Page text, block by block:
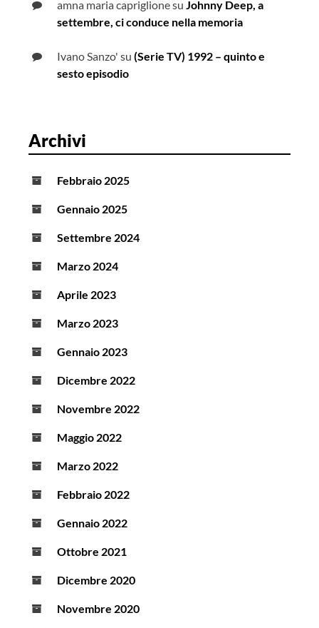
amna maria capriglionesu Johnny Deep, a
settembre, ci conduce nella memoria
Ivano Sanzo' su (Serie TV) 1992 – quinto e
sesto episodio
Archivi
Febbraio 2025
Gennaio 2025
Settembre 2024
Marzo 2024
Aprile 2023
Marzo 2023
Gennaio 2023
Dicembre 2022
Novembre 2022
Maggio 2022
Marzo 2022
Febbraio 2022
Gennaio 2022
Ottobre 2021
Dicembre 2020
Novembre 2020